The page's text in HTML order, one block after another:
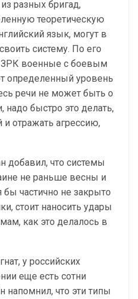
разных бригад,
теоретическую
язык, могут в
систему. По его
ЗРК военные с боевым
определенный уровень
речи не может быть о
надо быстро это делать,
и отражать агрессию,
добавил, что системы
не раньше весны и
частично не закрыто
стоит наносить удары
как это делалось в
у российских
еще есть сотни
напомнил, что эти типы